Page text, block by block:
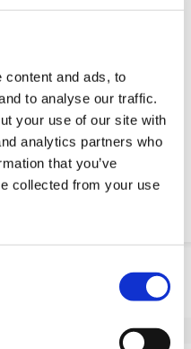
content and ads, to
to analyse our traffic.
your use of our site with
analytics partners who
that you’ve
collected from your use
Daj nam znać!